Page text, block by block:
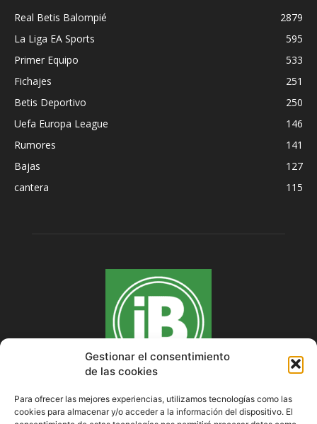
Gestionar el consentimiento
de las cookies
Para ofrecer las mejores experiencias, utilizamos tecnologías como las
cookies para almacenar y/o acceder a la información del dispositivo. El
Real Betis Balompié
2879
La Liga EA Sports
595
Primer Equipo
533
Fichajes
251
Betis Deportivo
250
Uefa Europa League
146
Rumores
141
Bajas
127
cantera
115